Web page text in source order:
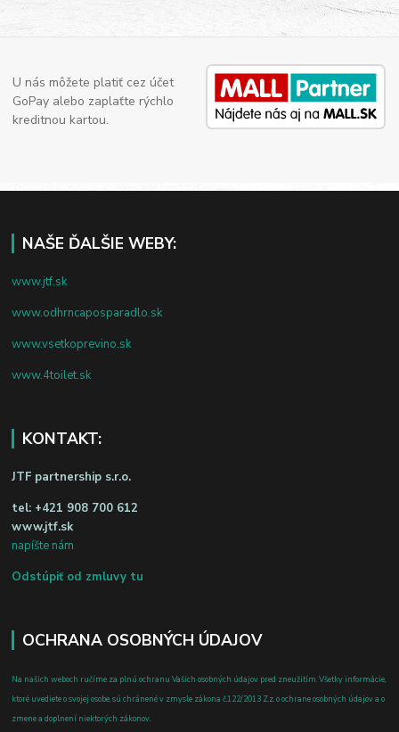
U nás môžete platiť cez účet
GoPay alebo zaplaťte rýchlo
kreditnou kartou.
NAŠE ĎALŠIE WEBY:
www.jtf.sk
www.odhrncaposparadlo.sk
www.vsetkoprevino.sk
www.4toilet.sk
KONTAKT:
JTF partnership s.r.o.
tel: +421 908 700 612
www.jtf.sk
napíšte nám
Odstúpiť od zmluvy tu
OCHRANA OSOBNÝCH ÚDAJOV
Na našich weboch ručíme za plnú ochranu Vašich osobných údajov pred zneužitím. Všetky informácie,
ktoré uvediete o svojej osobe, sú chránené v zmysle zákona č.122/2013 Z.z. o ochrane osobných údajov a o
zmene a doplnení niektorých zákonov.